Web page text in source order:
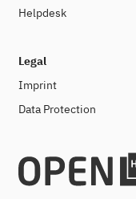
Helpdesk
Legal
Imprint
Data Protection